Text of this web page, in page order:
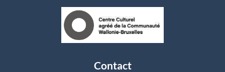
Contact